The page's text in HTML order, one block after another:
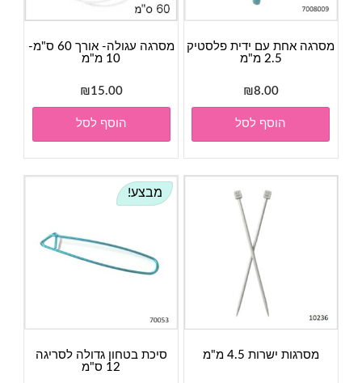
מסרגה אחת עם ידית פלסטיק
2.5 מ"מ
₪8.00
הוסף לסל
מסרגה עגולה- אורך 60 ס"מ-
10 מ"מ
₪15.00
הוסף לסל
מסרגות ישרות 4.5 מ"מ
מבצע!
סיכת בטחון גדולה לסריגה
12 ס"מ